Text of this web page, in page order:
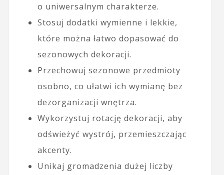
o uniwersalnym charakterze.
Stosuj dodatki wymienne i lekkie,
które można łatwo dopasować do
sezonowych dekoracji.
Przechowuj sezonowe przedmioty
osobno, co ułatwi ich wymianę bez
dezorganizacji wnętrza.
Wykorzystuj rotację dekoracji, aby
odświeżyć wystrój, przemieszczając
akcenty.
Unikaj gromadzenia dużej liczby